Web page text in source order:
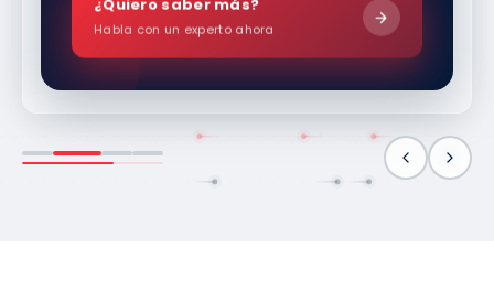
¿Quiero saber más?
Habla con un experto ahora